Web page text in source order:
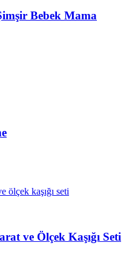
Bebek Mama
ve Ölçek Kaşığı Seti